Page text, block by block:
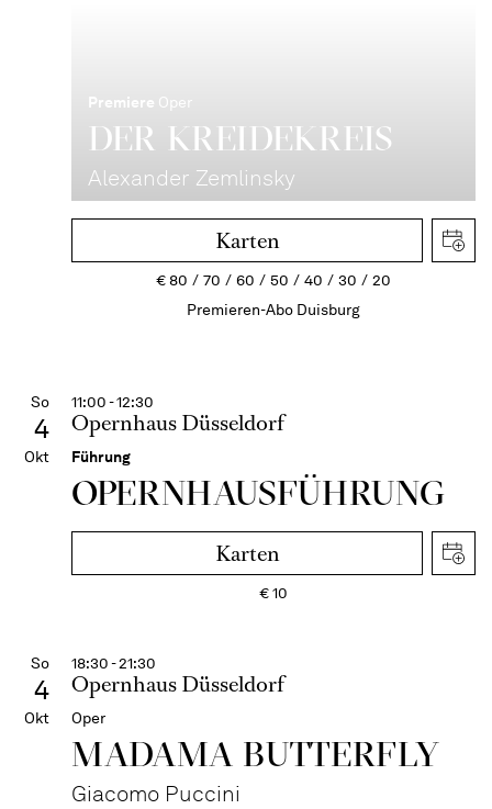
Premiere Oper
DER KREIDE­KREIS
Alexander Zemlinsky
Karten
€80 70 60 50 40 30
20
Premieren-Abo Duisburg
So
4
Okt
11:00 - 12:30
Opernhaus Düsseldorf
Führung
OPERN­HAUS­FÜH­RUNG
Karten
€10
So
4
Okt
18:30 - 21:30
Opernhaus Düsseldorf
Oper
MADAMA BUTTER­FLY
Giacomo Puccini